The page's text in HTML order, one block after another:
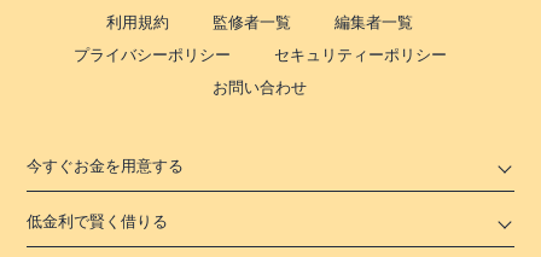
利用規約
監修者一覧
編集者一覧
プライバシーポリシー
セキュリティーポリシー
お問い合わせ
今すぐお金を用意する
低金利で賢く借りる